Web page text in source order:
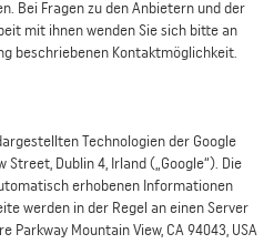
Bei Fragen zu den Anbietern und der
mit ihnen wenden Sie sich bitte an
beschriebenen Kontaktmöglichkeit.
Technologien der Google
Street, Dublin 4, Irland („Google“). Die
erhobenen Informationen
werden in der Regel an einen Server
Parkway Mountain View, CA 94043, USA